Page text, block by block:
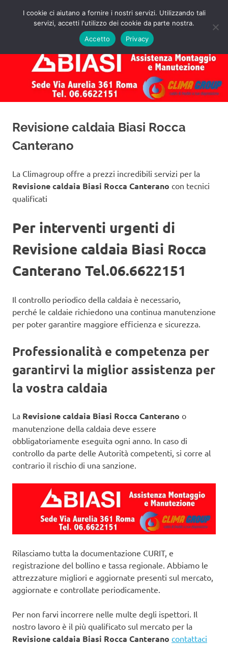
Assistenza
Caldaie
Biasi
Roma
Preventivo!
MENU
Revisione caldaia Biasi Rocca
Canterano
La Climagroup offre a prezzi incredibili servizi per la
Revisione caldaia Biasi Rocca Canterano con tecnici
qualificati
Per interventi urgenti di
Revisione caldaia Biasi Rocca
Canterano Tel.06.6622151
Il controllo periodico della caldaia è necessario,
perché le caldaie richiedono una continua manutenzione
per poter garantire maggiore efficienza e sicurezza.
Professionalità e competenza per
garantirvi la miglior assistenza per
la vostra caldaia
La Revisione caldaia Biasi Rocca Canterano o
manutenzione della caldaia deve essere
obbligatoriamente eseguita ogni anno. In caso di
controllo da parte delle Autorità competenti, si corre al
contrario il rischio di una sanzione.
Rilasciamo tutta la documentazione CURIT, e
registrazione del bollino e tassa regionale. Abbiamo le
attrezzature migliori e aggiornate presenti sul mercato,
aggiornate e controllate periodicamente.
Per non farvi incorrere nelle multe degli ispettori. Il
nostro lavoro è il più qualificato sul mercato per la
Revisione caldaia Biasi Rocca Canterano contattaci
I cookie ci aiutano a fornire i nostri servizi. Utilizzando tali
servizi, accetti l'utilizzo dei cookie da parte nostra.
Accetto
Privacy